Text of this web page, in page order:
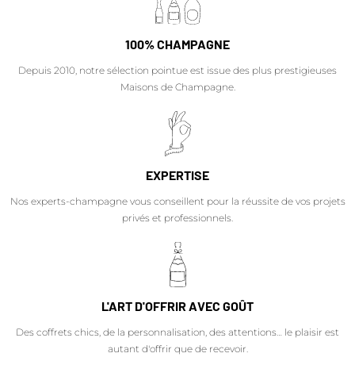
100% CHAMPAGNE
Depuis 2010, notre sélection pointue est issue des plus prestigieuses
Maisons de Champagne.
EXPERTISE
Nos experts-champagne vous conseillent pour la réussite de vos projets
privés et professionnels.
L'ART D'OFFRIR AVEC GOÛT
Des coffrets chics, de la personnalisation, des attentions… le plaisir est
autant d'offrir que de recevoir.